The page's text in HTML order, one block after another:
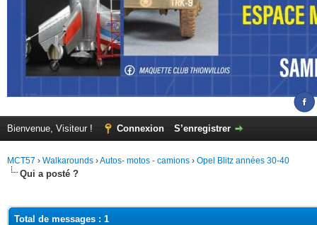
Bienvenue, Visiteur ! Connexion S’enregistrer
MCT57 › Walkarounds ›Autos- motos - camions › Opel Blitz années 30-40
Qui a posté ?
Total de messages : 1